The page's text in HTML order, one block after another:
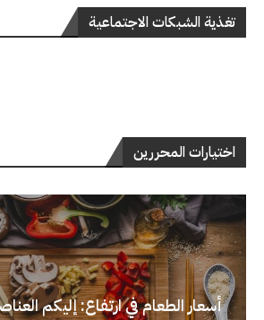
تغذية الشبكات الاجتماعية
اختيارات المحررين
أسعار الطعام في ارتفاع: إليكم